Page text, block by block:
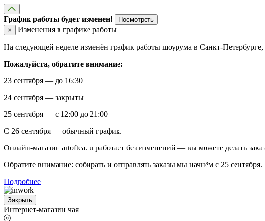
График работы будет изменен!
Посмотреть
×
Изменения в графике работы
На следующей неделе изменён график работы шоурума в Санкт-
Пожалуйста, обратите внимание:
23 сентября — до 16:30
24 сентября — закрыты
25 сентября — с 12:00 до 21:00
С 26 сентября — обычный график.
Онлайн-магазин artoftea.ru работает без изменений — вы можете делать
Обратите внимание: собирать и отправлять заказы мы начнём с 25 сентября.
Подробнее
Закрыть
Интернет-магазин чая